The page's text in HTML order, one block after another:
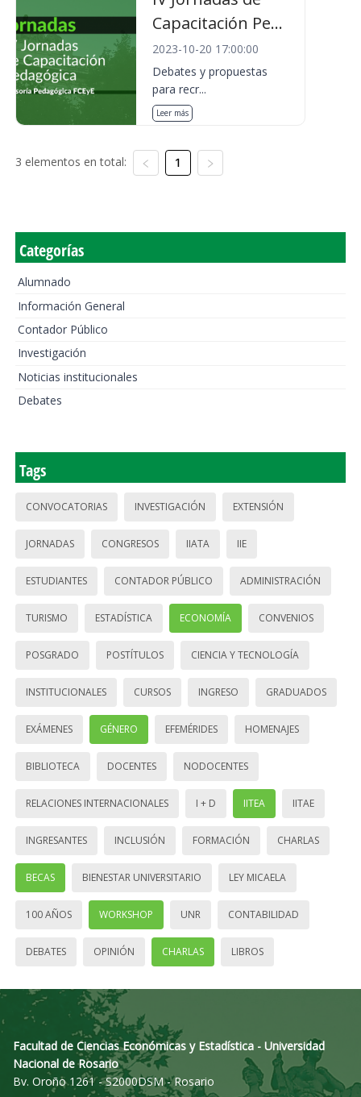
Capacitación Pe...
2023-10-20 17:00:00
Debates y propuestas
para recr...
Leer más
3 elementos en total: 1
Categorías
Alumnado
Información General
Contador Público
Investigación
Noticias institucionales
Debates
Tags
CONVOCATORIAS INVESTIGACIÓN EXTENSIÓN
JORNADAS CONGRESOS IIATA IIE
ESTUDIANTES CONTADOR PÚBLICO ADMINISTRACIÓN
TURISMO ESTADÍSTICA ECONOMÍA CONVENIOS
POSGRADO POSTÍTULOS CIENCIA Y TECNOLOGÍA
INSTITUCIONALES CURSOS INGRESO GRADUADOS
EXÁMENES GÉNERO EFEMÉRIDES HOMENAJES
BIBLIOTECA DOCENTES NODOCENTES
RELACIONES INTERNACIONALES I + D IITEA IITAE
INGRESANTES INCLUSIÓN FORMACIÓN CHARLAS
BECAS BIENESTAR UNIVERSITARIO LEY MICAELA
100 AÑOS WORKSHOP UNR CONTABILIDAD
DEBATES OPINIÓN CHARLAS LIBROS
Facultad de Ciencias Económicas y Estadística - Universidad
Nacional de Rosario
Bv. Oroño 1261 - S2000DSM - Rosario